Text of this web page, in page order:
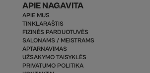
APIE NAGAVITA
APIE MUS
TINKLARAŠTIS
FIZINĖS PARDUOTUVĖS
SALONAMS / MEISTRAMS
APTARNAVIMAS
UŽSAKYMO TAISYKLĖS
PRIVATUMO POLITIKA